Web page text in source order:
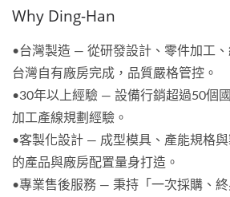
Why Ding-Han
•台灣製造 — 從研發設計、零件加工
台灣自有廠房完成，品質嚴格管控。
•30年以上經驗 — 設備行銷超過50個
加工產線規劃經驗。
•客製化設計 — 成型模具、產能規格
的產品與廠房配置量身打造。
•專業售後服務 — 秉持「一次採購、